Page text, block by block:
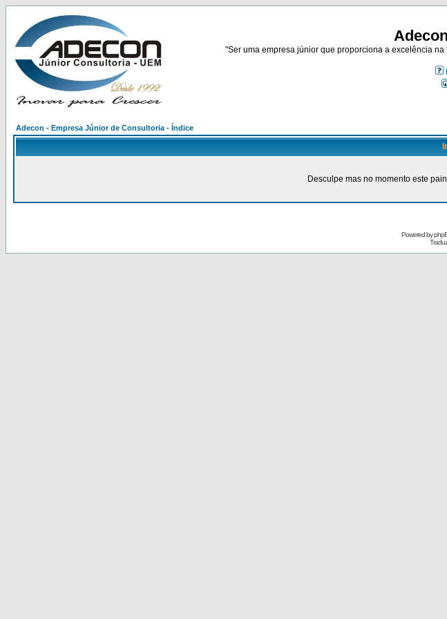
"Ser uma empresa júnior que proporciona a excelência
Adecon - Empresa Júnior de Consultoria - Índice
Desculpe mas no momento este
Powered by